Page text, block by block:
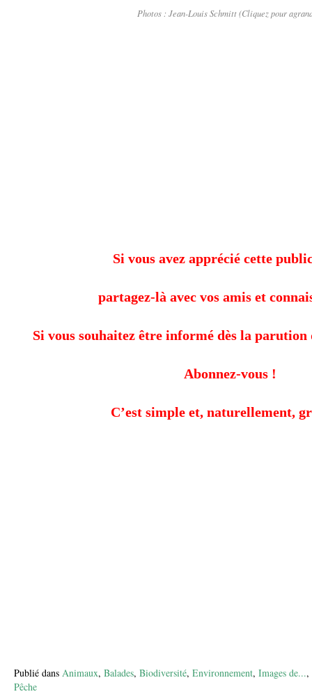
Photos : Jean-Louis Schmitt (Cliquez pour
Si vous avez apprécié cette
partagez-là avec vos amis et
Si vous souhaitez être informé dès la
Abonnez-vous !
C’est simple et, naturellement,
Publié dans Animaux, Balades, Biodiversité, Environnement, Images de...,
Pêche